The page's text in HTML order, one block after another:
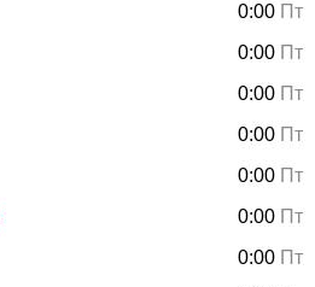
0:00 Пт
0:00 Пт
0:00 Пт
0:00 Пт
0:00 Пт
0:00 Пт
0:00 Пт